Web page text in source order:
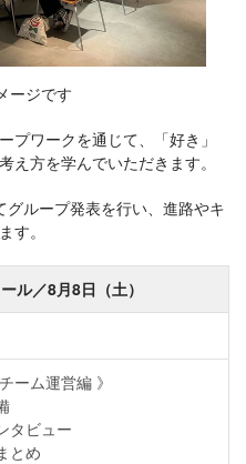
ージです
プワークを通じて、「好き」
え方を学んでいただきます。
ループ発表を行い、進路やキ
す。
ル／8月8日（土）
ーム運営編 》
タビュー
とめ